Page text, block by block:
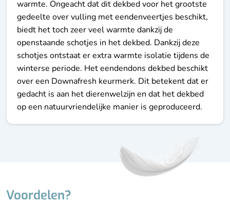
warmte. Ongeacht dat dit dekbed voor het grootste
gedeelte over vulling met eendenveertjes beschikt,
biedt het toch zeer veel warmte dankzij de
openstaande schotjes in het dekbed. Dankzij deze
schotjes ontstaat er extra warmte isolatie tijdens de
winterse periode. Het eendendons dekbed beschikt
over een Downafresh keurmerk. Dit betekent dat er
gedacht is aan het dierenwelzijn en dat het dekbed
op een natuurvriendelijke manier is geproduceerd.
Voordelen?